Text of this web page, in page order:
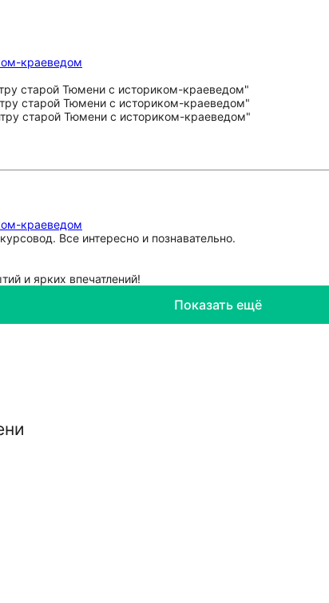
краеведом
краеведом
Все интересно и познавательно.
и ярких впечатлений!
Показать ещё